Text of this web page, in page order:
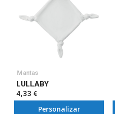
Mantas
LULLABY
4,33 €
Personalizar